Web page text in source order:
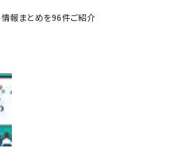
情報まとめを96件ご紹介